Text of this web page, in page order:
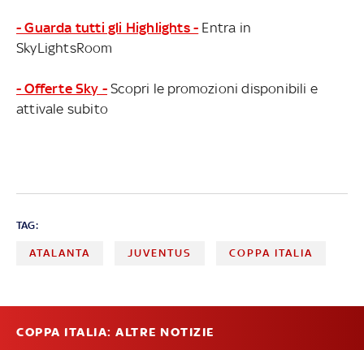
- Guarda tutti gli Highlights - Entra in
SkyLightsRoom
- Offerte Sky - Scopri le promozioni disponibili e
attivale subito
TAG:
ATALANTA JUVENTUS COPPA ITALIA
COPPA ITALIA: ALTRE NOTIZIE